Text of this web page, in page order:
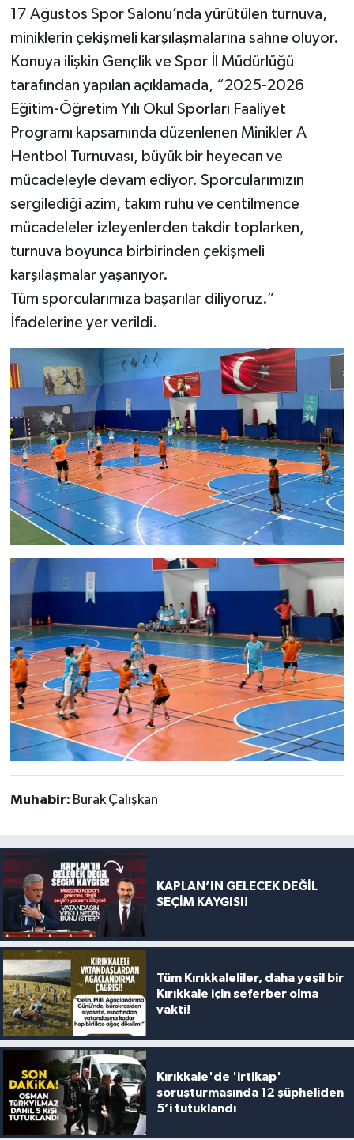
17 Ağustos Spor Salonu’nda yürütülen turnuva,
miniklerin çekişmeli karşılaşmalarına sahne oluyor.
Konuya ilişkin Gençlik ve Spor İl Müdürlüğü
tarafından yapılan açıklamada, “2025-2026
Eğitim-Öğretim Yılı Okul Sporları Faaliyet
Programı kapsamında düzenlenen Minikler A
Hentbol Turnuvası, büyük bir heyecan ve
mücadeleyle devam ediyor. Sporcularımızın
sergilediği azim, takım ruhu ve centilmence
mücadeleler izleyenlerden takdir toplarken,
turnuva boyunca birbirinden çekişmeli
karşılaşmalar yaşanıyor.
Tüm sporcularımıza başarılar diliyoruz.”
İfadelerine yer verildi.
Muhabir: Burak Çalışkan
KAPLAN’IN GELECEK DEĞİL
SEÇİM KAYGISI!
Tüm Kırıkkaleliler, daha yeşil bir
Kırıkkale için seferber olma
vakti!
Kırıkkale'de 'irtikap'
soruşturmasında 12 şüpheliden
5’i tutuklandı